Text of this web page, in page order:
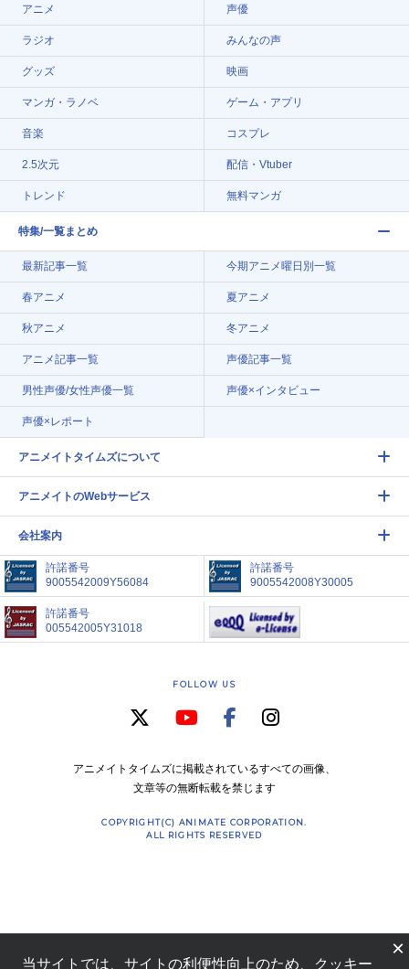
アニメ 声優
ラジオ みんなの声
グッズ 映画
マンガ・ラノベ ゲーム・アプリ
音楽 コスプレ
2.5次元 配信・Vtuber
トレンド 無料マンガ
特集/一覧まとめ
最新記事一覧 今期アニメ曜日別一覧
春アニメ 夏アニメ
秋アニメ 冬アニメ
アニメ記事一覧 声優記事一覧
男性声優/女性声優一覧 声優×インタビュー
声優×レポート
アニメイトタイムズについて
アニメイトのWebサービス
会社案内
許諾番号
9005542009Y56084
許諾番号
9005542008Y30005
許諾番号
005542005Y31018
FOLLOW US
アニメイトタイムズに掲載されているすべての画像、
文章等の無断転載を禁じます
COPYRIGHT(C) ANIMATE CORPORATION.
ALL RIGHTS RESERVED
×
当サイトでは、サイトの利便性向上のため、クッキー